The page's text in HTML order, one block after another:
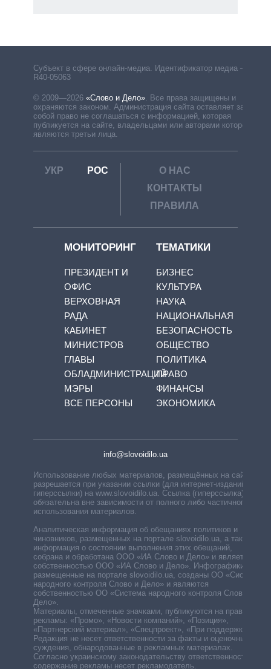
Субъект в сфере онлайн-медиа. Идентификатор медиа –
R40-05063
© 2009—2026 «Слово и Дело». Все права защищены и
охраняются законом. Администрация сайта оставляет за
собой право не соглашаться с информацией, которая
публикуется на сайте, владельцами или авторами которой
являются третьи лица.
УКР РОС
О НАС
КОНТАКТЫ
ПРАВИЛА
МОНИТОРИНГ
ПРЕЗИДЕНТ И
ОФИС
ВЕРХОВНАЯ
РАДА
КАБИНЕТ
МИНИСТРОВ
ГЛАВЫ
ОБЛАДМИНИСТРАЦИЙ
МЭРЫ
ВСЕ ПЕРСОНЫ
ТЕМАТИКИ
БИЗНЕС
КУЛЬТУРА
НАУКА
НАЦИОНАЛЬНАЯ
БЕЗОПАСНОСТЬ
ОБЩЕСТВО
ПОЛИТИКА
ПРАВО
ФИНАНСЫ
ЭКОНОМИКА
info@slovoidilo.ua
Использование любых материалов, размещённых на сайте,
разрешается при указании ссылки (для интернет-изданий —
гиперссылки) на www.slovoidilo.ua. Ссылка (гиперссылка)
обязательна вне зависимости от полного либо частичного
использования материалов.
Аналитическая информация об обещаниях политиков и
чиновников, размещенных на портале slovoidilo.ua, а также
информация о состоянии выполнения этих обещаний,
собрана и обработана ООО «ИА Слово и Дело» и является
собственностью ООО «ИА Слово и Дело». Инфографики,
размещенные на портале slovoidilo.ua, созданы ОО «Система
народного контроля Слово и Дело» и являются
собственностью ОО «Система народного контроля Слово и
Дело».
Материалы, отмеченные значками, публикуются на правах
рекламы: «Промо», «Новости компаний», «Позиция»,
«Партнерский материал», «Спецпроект», «При поддержке».
Редакция не несет ответственности за факты и оценочные
суждения, обнародованные в рекламных материалах.
Согласно украинскому законодательству ответственность за
содержание рекламы несет рекламодатель.